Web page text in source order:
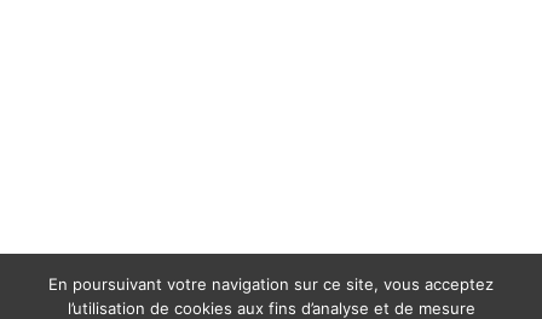
En poursuivant votre navigation sur ce site, vous acceptez
l’utilisation de cookies aux fins d’analyse et de mesure